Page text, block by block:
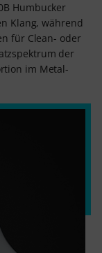
Humbucker
Klang, während
für Clean- oder
der
im Metal-